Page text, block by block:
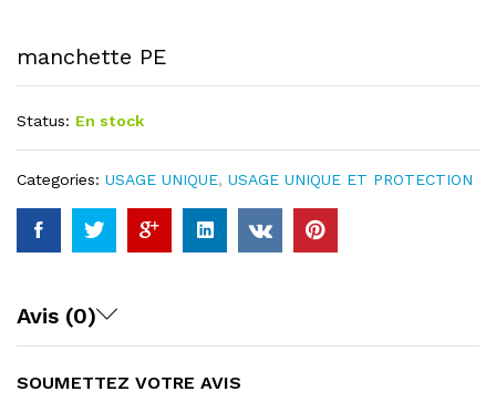
manchette PE
Status: En stock
Categories: USAGE UNIQUE, USAGE UNIQUE ET PROTECTION
Avis (0)
SOUMETTEZ VOTRE AVIS